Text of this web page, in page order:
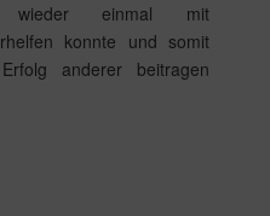
wieder einmal mit
konnte und somit
anderer beitragen